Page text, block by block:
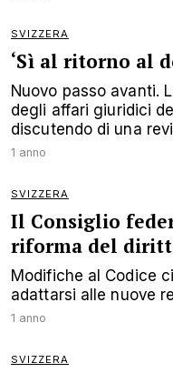
SVIZZERA
‘Sì al ritorno al
Nuovo passo avanti.
degli affari giuridici
discutendo di una
1 anno
SVIZZERA
Il Consiglio
riforma del
Modifiche al Codice
adattarsi alle nuove
1 anno
SVIZZERA